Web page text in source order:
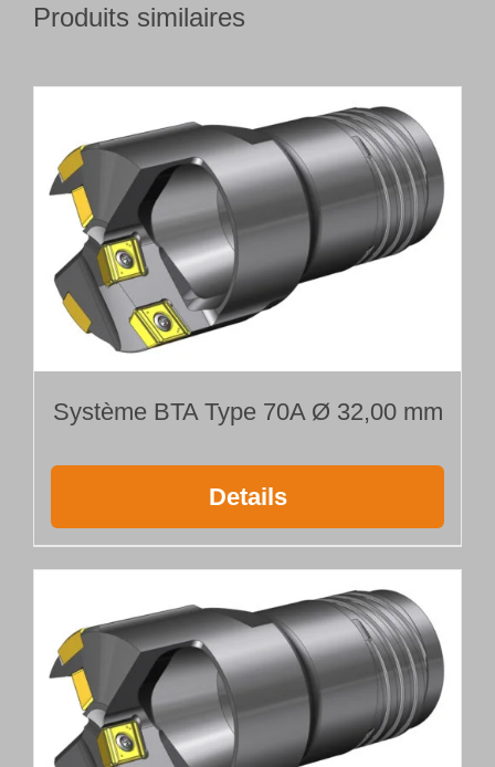
Produits similaires
Système BTA Type 70A Ø 32,00 mm
Details